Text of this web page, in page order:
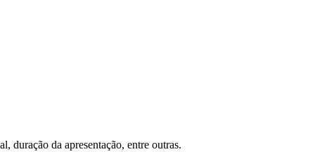
duração da apresentação, entre outras.